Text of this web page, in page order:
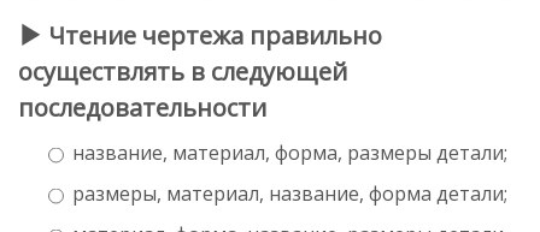
Чтение чертежа правильно
осуществлять в следующей
последовательности
название, материал, форма, размеры детали;
размеры, материал, название, форма детали;